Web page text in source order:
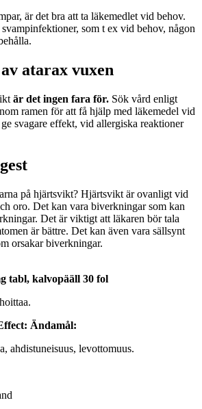
är det bra att ta läkemedlet vid behov.
som t ex vid behov, någon
atarax vuxen
är det ingen fara för. Sök vård enligt
ramen för att få hjälp med läkemedel vid
svagare effekt, vid allergiska reaktioner
på hjärtsvikt? Hjärtsvikt är ovanligt vid
oro. Det kan vara biverkningar som kan
Det är viktigt att läkaren bör tala
är bättre. Det kan även vara sällsynt
orsakar biverkningar.
tabl, kalvopääll 30 fol
Ändamål:
ahdistuneisuus, levottomuus.